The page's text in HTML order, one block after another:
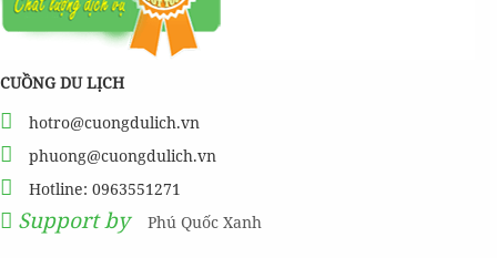
CUỒNG DU LỊCH
hotro@cuongdulich.vn
phuong@cuongdulich.vn
Hotline: 0963551271
Support by Phú Quốc Xanh